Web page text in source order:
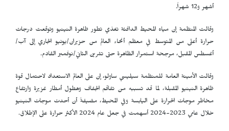
أشهر و12 شهراً.
وقالت المنظمة إن مياه المحيط الدافئة تغذي تطور ظاهرة النينيو وتوقعت درجات
حرارة أعلى من المتوسط في معظم أنحاء العالم من حزيران/يونيو الجاري إلى آب/
أغسطس المقبل، مرجحة استمرار الظاهرة حتى تشرين الثاني/نوفمبر القادم.
وقالت الأمينة العامة للمنظمة سيليسي ساولو، إن على العالم الاستعداد لاحتمال قوة
ظاهرة النينيو المقبلة، لما قد تسببه من تفاقم الجفاف وهطول أمطار غزيرة وارتفاع
مخاطر موجات الحرارة على اليابسة وفي المحيط، مضيفةً أن أحدت موجات النينيو
خلال عامي 2023-2024 أسهمت في جعل عام 2024 الأكثر حرارة على الإطلاق.